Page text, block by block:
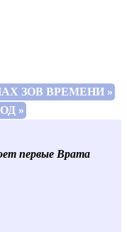
ЗОВ ВРЕМЕНИ »
»
первые Врата